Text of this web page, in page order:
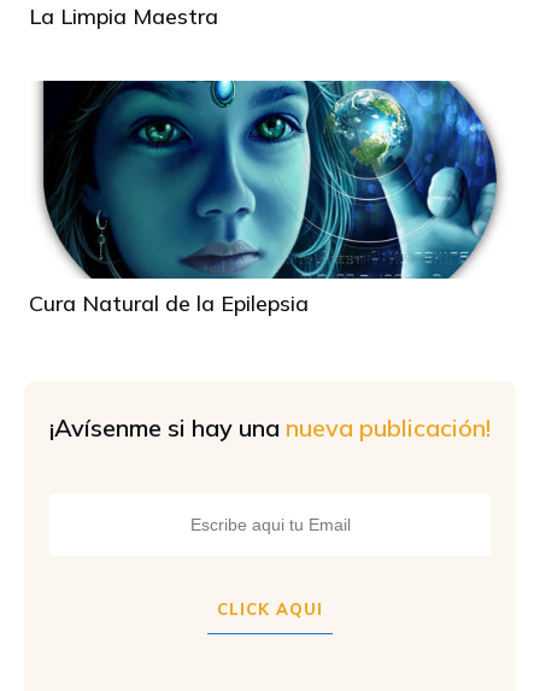
La Limpia Maestra
Cura Natural de la Epilepsia
¡Avísenme si hay una nueva publicación!
CLICK AQUI